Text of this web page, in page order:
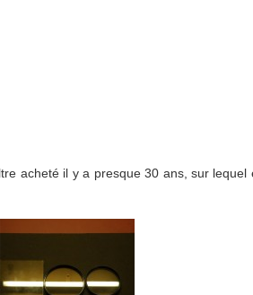
acheté il y a presque 30 ans, sur